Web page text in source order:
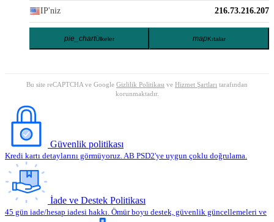
IP'niz 216.73.216.207
pie_chartÜlkeler mapKıtalar
Bu site reCAPTCHA ve Google Gizlilik Politikası ve Hizmet Şartları tarafından
korunmaktadır.
Güvenlik politikası
Kredi kartı detaylarını görmüyoruz. AB PSD2'ye uygun çoklu doğrulama.
İade ve Destek Politikası
45 gün iade/hesap iadesi hakkı. Ömür boyu destek, güvenlik güncellemeleri ve